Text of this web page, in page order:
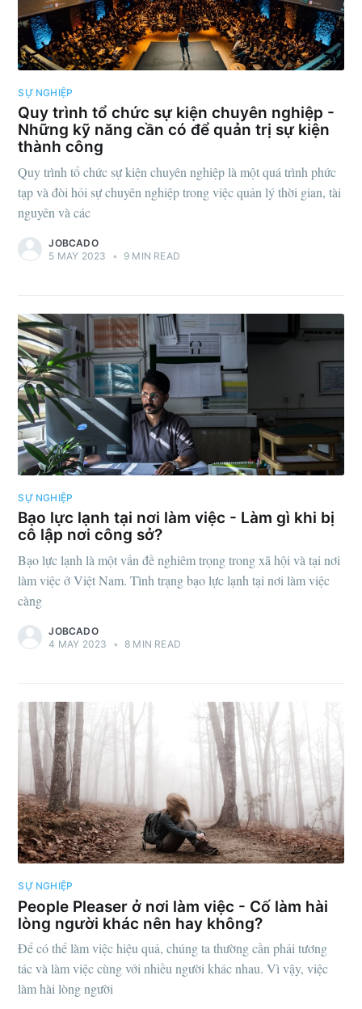
SỰ NGHIỆP
Quy trình tổ chức sự kiện chuyên nghiệp -
Những kỹ năng cần có để quản trị sự kiện
thành công
Quy trình tổ chức sự kiện chuyên nghiệp là một quá trình phức
tạp và đòi hỏi sự chuyên nghiệp trong việc quản lý thời gian, tài
nguyên và các
JOBCADO
5 MAY 2023
• 9 MIN READ
SỰ NGHIỆP
Bạo lực lạnh tại nơi làm việc - Làm gì khi bị
cô lập nơi công sở?
Bạo lực lạnh là một vấn đề nghiêm trọng trong xã hội và tại nơi
làm việc ở Việt Nam. Tình trạng bạo lực lạnh tại nơi làm việc
càng
JOBCADO
4 MAY 2023
• 8 MIN READ
SỰ NGHIỆP
People Pleaser ở nơi làm việc - Cố làm hài
lòng người khác nên hay không?
Để có thể làm việc hiệu quả, chúng ta thường cần phải tương
tác và làm việc cùng với nhiều người khác nhau. Vì vậy, việc
làm hài lòng người